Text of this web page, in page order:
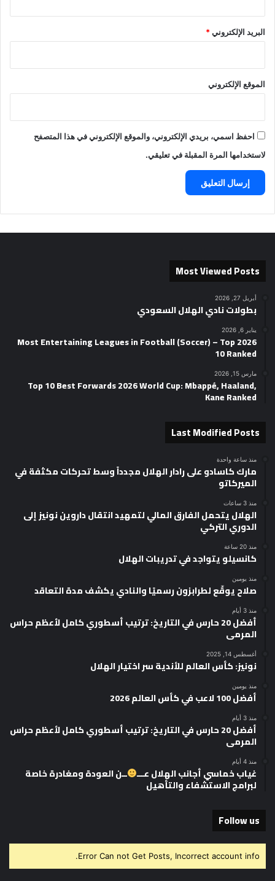
البريد الإلكتروني*
الموقع الإلكتروني
احفظ اسمي، بريدي الإلكتروني، والموقع الإلكتروني في هذا المتصفح
لاستخدامها المرة المقبلة في تعليقي.
Most Viewed Posts
أبريل 27, 2026
بطولات نادي الهلال السعودي
يناير 6, 2026
2026 Most Entertaining Leagues in Football (Soccer) – Top
10 Ranked
مارس 15, 2026
Top 10 Best Forwards 2026 World Cup: Mbappé, Haaland,
Kane Ranked
Last Modified Posts
منذ ساعة واحدة
مارك كاسادو على رادار الهلال مجدداً وسط تحركات مكثفة في
الميركاتو
منذ 3 ساعات
الهلال يتحمل الفارق المالي لتمهيد انتقال داروين نونيز إلى
الدوري التركي
منذ 20 ساعة
كانسيلو يتواجد في تدريبات الهلال
منذ يومين
صلاح يوقّع لطرابزون رسميًا والنادي يكشف مدة التعاقد
منذ 3 أيام
أفضل 20 حارس في التاريخ: ترتيب أسطوري كامل لأعظم حراس
المرمى
أغسطس 14, 2025
نونيز: كأس العالم للأندية سر اختيار الهلال
منذ يومين
أفضل 100 لاعب في كأس العالم 2026
منذ 3 أيام
أفضل 20 حارس في التاريخ: ترتيب أسطوري كامل لأعظم حراس
المرمى
منذ 4 أيام
غياب خماسي أجانب الهلال عـــ ــن العودة ومغادرة خاصة
لبرامج الاستشفاء والتأهيل
Follow us
Error Can not Get Posts, Incorrect account info.